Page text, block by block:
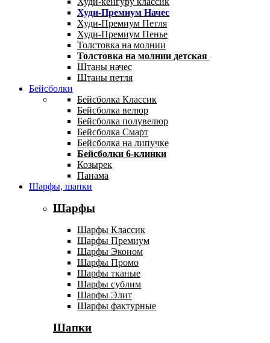
Худи-Премиум Начес
Худи-Премиум Петля
Худи-Премиум Пенье
Толстовка на молнии
Толстовка на молнии детская
Штаны начес
Штаны петля
Бейсболки
Бейсболка Классик
Бейсболка велюр
Бейсболка полувелюр
Бейсболка Смарт
Бейсболка на липучке
Бейсболки 6-клинки
Козырек
Панама
Шарфы, шапки
Шарфы
Шарфы Классик
Шарфы Премиум
Шарфы Эконом
Шарфы Промо
Шарфы тканые
Шарфы сублим
Шарфы Элит
Шарфы фактурные
Шапки